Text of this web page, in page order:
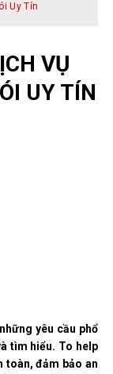
Uy Tín
UY TÍN
yêu cầu phổ
tìm hiểu. To help
toàn, đảm bảo an